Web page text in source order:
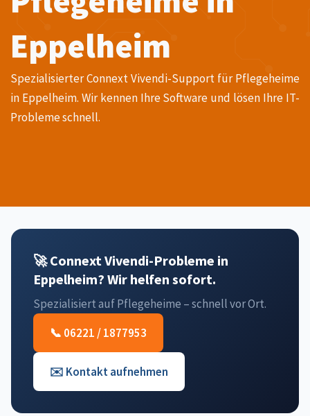
Eppelheim
Spezialisierter Connext Vivendi-Support für Pflegeheime
in Eppelheim. Wir kennen Ihre Software und lösen Ihre IT-
Probleme schnell.
🚀 Connext Vivendi-Probleme in
Eppelheim? Wir helfen sofort.
Spezialisiert auf Pflegeheime – schnell vor Ort.
📞 06221 / 1877953
✉️ Kontakt aufnehmen